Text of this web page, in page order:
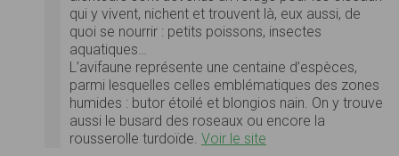
qui y vivent, nichent et trouvent là, eux aussi, de
quoi se nourrir : petits poissons, insectes
aquatiques…
L’avifaune représente une centaine d’espèces,
parmi lesquelles celles emblématiques des zones
humides : butor étoilé et blongios nain. On y trouve
aussi le busard des roseaux ou encore la
rousserolle turdoïde. Voir le site